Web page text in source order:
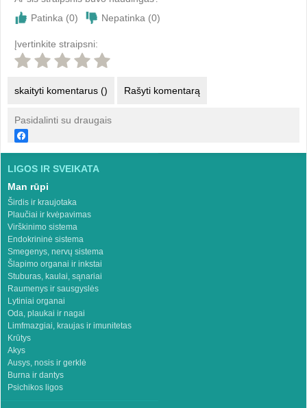
Patinka (0) Nepatinka (0)
Įvertinkite straipsni:
skaityti komentarus () Rašyti komentarą
Pasidalinti su draugais
LIGOS IR SVEIKATA
Man rūpi
Širdis ir kraujotaka
Plaučiai ir kvėpavimas
Virškinimo sistema
Endokrininė sistema
Smegenys, nervų sistema
Šlapimo organai ir inkstai
Stuburas, kaulai, sąnariai
Raumenys ir sausgyslės
Lytiniai organai
Oda, plaukai ir nagai
Limfmazgiai, kraujas ir imunitetas
Krūtys
Akys
Ausys, nosis ir gerklė
Burna ir dantys
Psichikos ligos